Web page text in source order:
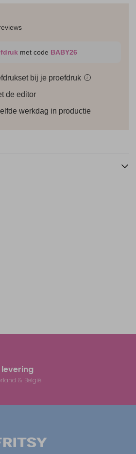
Kraambezoekboek
met code BABY26
bij je proefdruk i
de editor
werkdag in productie
levering
& België